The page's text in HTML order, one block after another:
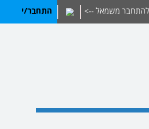
להתחבר משמאל --> התחבר/י